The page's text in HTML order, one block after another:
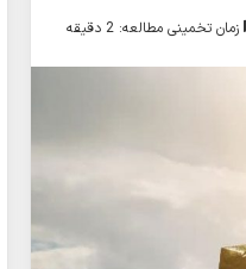
زمان تخمینی مطالعه: 2 دقیقه